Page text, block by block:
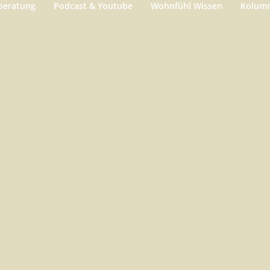
Podcast & Youtube Wohnfühl Wissen